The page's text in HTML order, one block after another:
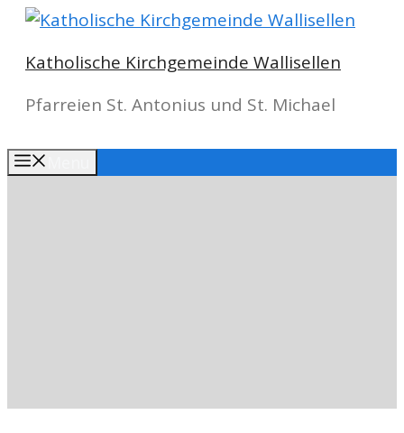
Springe
Inhalt
Katholische Kirchgemeinde Wallisellen
Pfarreien St. Antonius und St. Michael